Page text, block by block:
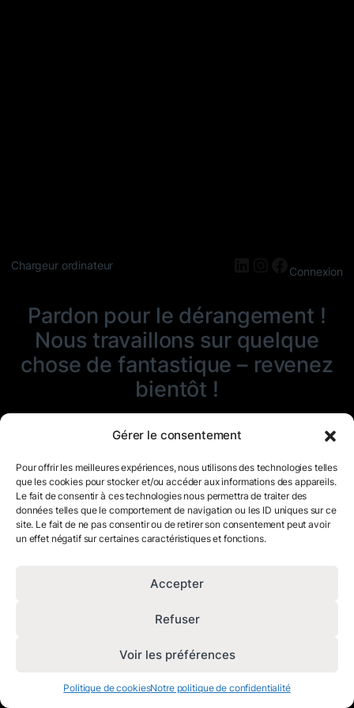
Gérer le consentement
Pour offrir les meilleures expériences, nous utilisons des technologies telles
que les cookies pour stocker et/ou accéder aux informations des appareils.
Le fait de consentir à ces technologies nous permettra de traiter des
données telles que le comportement de navigation ou les ID uniques sur ce
site. Le fait de ne pas consentir ou de retirer son consentement peut avoir
un effet négatif sur certaines caractéristiques et fonctions.
Accepter
Refuser
Voir les préférences
Politique de cookiesNotre politique de confidentialité
Chargeur ordinateur LinkedIn
Instagram
Connexion
Pardon pour le dérangement !
Nous travaillons sur quelque
chose de fantastique – revenez
bientôt !